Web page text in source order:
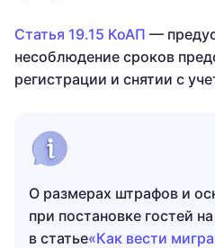
Статья 19.15 КоАП —
несоблюдение сроков
регистрации и снятии с
О размерах штрафов и
при постановке гостей
в статье«Как вести